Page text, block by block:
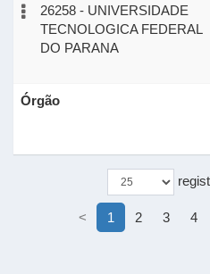
26258 - UNIVERSIDADE
TECNOLOGICA FEDERAL
DO PARANA
Órgão
< 1 2 3 4